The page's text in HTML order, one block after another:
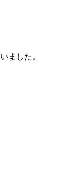
ました。